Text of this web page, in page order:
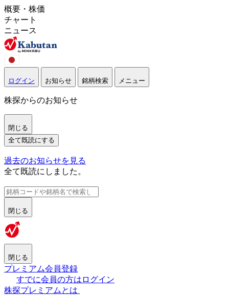
概要・株価
チャート
ニュース
ログイン お知らせ 銘柄検索 メニュー
株探からのお知らせ
閉じる
全て既読にする
過去のお知らせを見る
全て既読にしました。
閉じる
閉じる
プレミアム会員登録
すでに会員の方はログイン
株探プレミアムとは